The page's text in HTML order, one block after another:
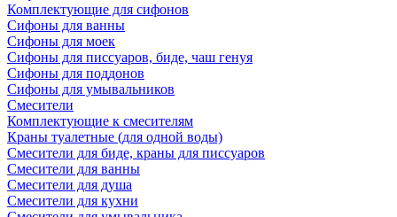
Комплектующие для сифонов
Сифоны для ванны
Сифоны для моек
Сифоны для писсуаров, биде, чаш генуя
Сифоны для поддонов
Сифоны для умывальников
Смесители
Комплектующие к смесителям
Краны туалетные (для одной воды)
Смесители для биде, краны для писсуаров
Смесители для ванны
Смесители для душа
Смесители для кухни